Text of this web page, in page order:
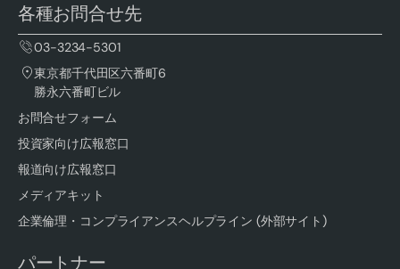
各種お問合せ先
03-3234-5301
東京都千代田区六番町6
勝永六番町ビル
お問合せフォーム
投資家向け広報窓口
報道向け広報窓口
メディアキット
企業倫理・コンプライアンスヘルプライン (外部サイト)
パートナー